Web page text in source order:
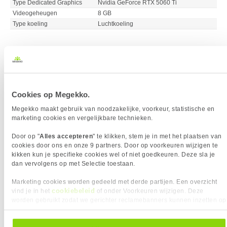
Cookies op Megekko.
Megekko maakt gebruik van noodzakelijke, voorkeur, statistische en
marketing cookies en vergelijkbare technieken.
Door op "Alles accepteren" te klikken, stem je in met het plaatsen van
cookies door ons en onze 9 partners. Door op voorkeuren wijzigen te
kikken kun je specifieke cookies wel of niet goedkeuren. Deze sla je
dan vervolgens op met Selectie toestaan.
Marketing cookies worden gedeeld met derde partijen. Een overzicht
vind je in het cookiebeleid of onder Voorkeuren wijzigen. Deze
andere websites. In onze cookievoorkeuren vind je een overzicht van
alle cookies. Je kunt je gegeven toestemming altijd intrekken, dit doe je
Type Dedicated Graphics
Nvidia GeForce RTX 5060 Ti
Videogeheugen
8 GB
Type koeling
Luchtkoeling
Gaming PC
2099,-
Uit eigen voorraad leverbaar. Levertijd:1 dag (vrijdag)
Merk
MEMONKY